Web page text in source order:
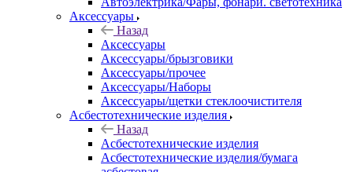
Аксессуары
Назад
Аксессуары
Аксессуары/брызговики
Аксессуары/прочее
Аксессуары/Наборы
Аксессуары/щетки стеклоочистителя
Асбестотехнические изделия
Назад
Асбестотехнические изделия
Асбестотехнические изделия/бумага